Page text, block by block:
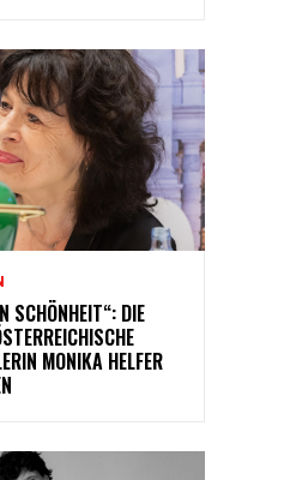
SCHÖNHEIT“: DIE
MONIKA HELFER